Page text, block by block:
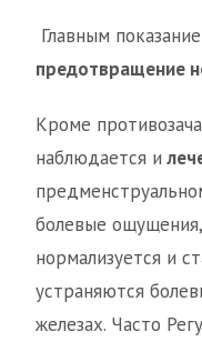
Главным
предотвращение
Кроме
наблюдается и
болевые
нормализуется и
устраняются
железах. Часто